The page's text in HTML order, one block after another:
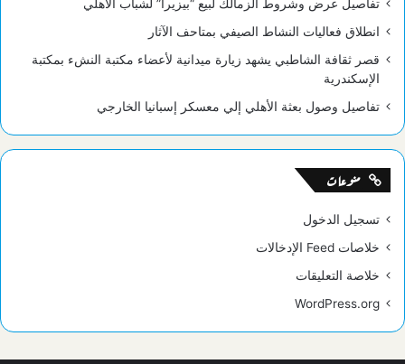
تفاصيل عرض وشروط الزمالك لبيع “بيزيرا” لشباب الأهلي
انطلاق فعاليات النشاط الصيفي بمتاحف الآثار
قصر ثقافة الشاطبي يشهد زيارة ميدانية لأعضاء مكتبة النشء بمكتبة
الإسكندرية
تفاصيل وصول بعثة الأهلي إلي معسكر إسبانيا الخارجي
منوعات
تسجيل الدخول
خلاصات Feed الإدخالات
خلاصة التعليقات
WordPress.org